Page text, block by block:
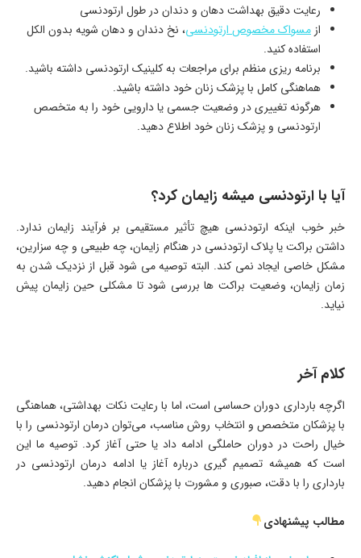
رعایت دقیق بهداشت دهان و دندان در طول ارتودنسی
از مسواک مخصوص ارتودنسی، نخ دندان و دهان ‌شویه بدون الکل
استفاده کنید.
برنامه ‌ریزی منظم برای مراجعات به کلینیک ارتودنسی داشته باشید.
هماهنگی کامل با پزشک زنان خود داشته باشید.
هرگونه تغییری در وضعیت جسمی یا دارویی خود را به متخصص
ارتودنسی و پزشک زنان خود اطلاع دهید.
آیا با ارتودنسی میشه زایمان کرد؟
خبر خوب اینکه ارتودنسی هیچ تأثیر مستقیمی بر فرآیند زایمان ندارد.
داشتن براکت یا پلاک ارتودنسی در هنگام زایمان، چه طبیعی و چه سزارین،
مشکل خاصی ایجاد نمی‌ کند. البته توصیه می ‌شود قبل از نزدیک شدن به
زمان زایمان، وضعیت براکت ‌ها بررسی شود تا مشکلی حین زایمان پیش
نیاید.
کلام آخر
اگرچه بارداری دوران حساسی است، اما با رعایت نکات بهداشتی، هماهنگی
با پزشکان متخصص و انتخاب روش مناسب، می‌توان درمان ارتودنسی را با
خیال راحت در دوران حاملگی ادامه داد یا حتی آغاز کرد. توصیه ما این
است که همیشه تصمیم‌ گیری درباره آغاز یا ادامه درمان ارتودنسی در
بارداری را با دقت، صبوری و مشورت با پزشکان انجام دهید.
مطالب پیشنهادی